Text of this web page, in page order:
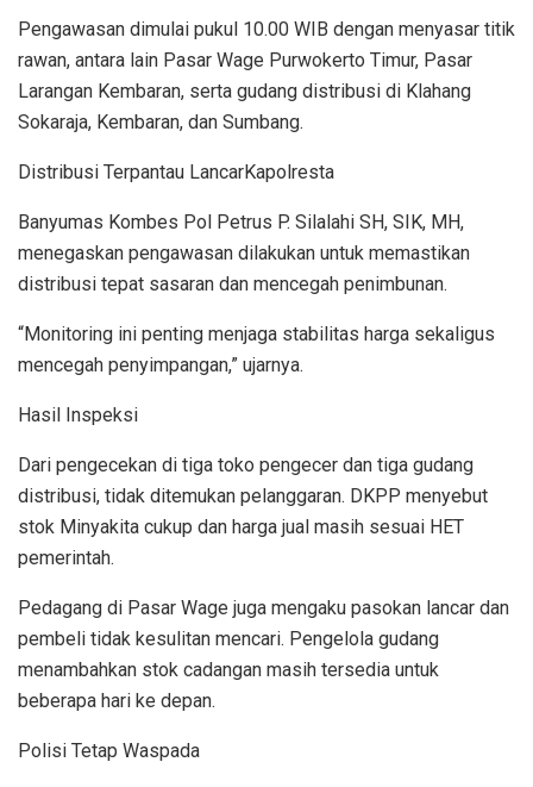
Pengawasan dimulai pukul 10.00 WIB dengan menyasar titik
rawan, antara lain Pasar Wage Purwokerto Timur, Pasar
Larangan Kembaran, serta gudang distribusi di Klahang
Sokaraja, Kembaran, dan Sumbang.
Distribusi Terpantau LancarKapolresta
Banyumas Kombes Pol Petrus P. Silalahi SH, SIK, MH,
menegaskan pengawasan dilakukan untuk memastikan
distribusi tepat sasaran dan mencegah penimbunan.
“Monitoring ini penting menjaga stabilitas harga sekaligus
mencegah penyimpangan,” ujarnya.
Hasil Inspeksi
Dari pengecekan di tiga toko pengecer dan tiga gudang
distribusi, tidak ditemukan pelanggaran. DKPP menyebut
stok Minyakita cukup dan harga jual masih sesuai HET
pemerintah.
Pedagang di Pasar Wage juga mengaku pasokan lancar dan
pembeli tidak kesulitan mencari. Pengelola gudang
menambahkan stok cadangan masih tersedia untuk
beberapa hari ke depan.
Polisi Tetap Waspada